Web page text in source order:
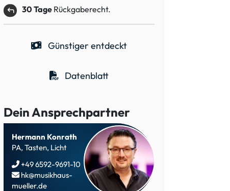
30 Tage Rückgaberecht.
Günstiger entdeckt
Datenblatt
Dein Ansprechpartner
Hermann Konrath
PA, Tasten, Licht
+49 6592-9691-10
hk@musikhaus-
mueller.de